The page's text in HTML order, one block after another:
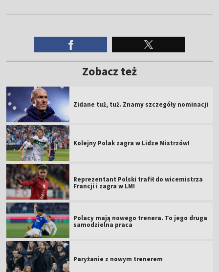
Zobacz też
Zidane tuż, tuż. Znamy szczegóły nominacji
Kolejny Polak zagra w Lidze Mistrzów!
Reprezentant Polski trafił do wicemistrza
Francji i zagra w LM!
Polacy mają nowego trenera. To jego druga
samodzielna praca
Paryżanie z nowym trenerem